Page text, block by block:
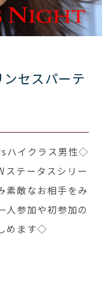
セスパーテ
ハイクラス男性◇
ステータスシリー
素敵なお相手をみ
参加や初参加の
めます◇